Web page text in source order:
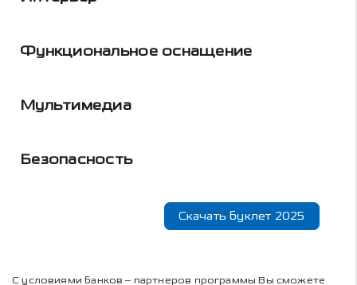
Функциональное оснащение
Мультимедиа
Безопасность
Скачать буклет 2025
С условиями банков – партнеров программы Вы сможете